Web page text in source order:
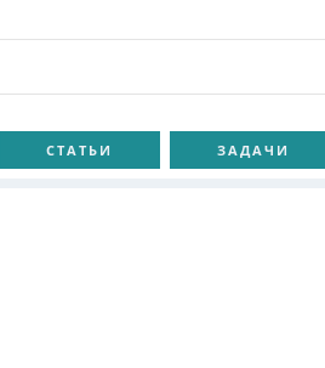
СТАТЬИ ЗАДАЧИ